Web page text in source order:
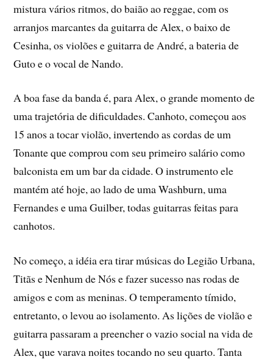
mistura vários ritmos, do baião ao reggae, com os
arranjos marcantes da guitarra de Alex, o baixo de
Cesinha, os violões e guitarra de André, a bateria de
Guto e o vocal de Nando.
A boa fase da banda é, para Alex, o grande momento de
uma trajetória de dificuldades. Canhoto, começou aos
15 anos a tocar violão, invertendo as cordas de um
Tonante que comprou com seu primeiro salário como
balconista em um bar da cidade. O instrumento ele
mantém até hoje, ao lado de uma Washburn, uma
Fernandes e uma Guilber, todas guitarras feitas para
canhotos.
No começo, a idéia era tirar músicas do Legião Urbana,
Titãs e Nenhum de Nós e fazer sucesso nas rodas de
amigos e com as meninas. O temperamento tímido,
entretanto, o levou ao isolamento. As lições de violão e
guitarra passaram a preencher o vazio social na vida de
Alex, que varava noites tocando no seu quarto. Tanta